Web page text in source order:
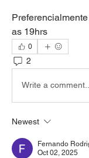
as 19hrs
0
2
Write a
Newest
Fernando
Oct 02, 2025